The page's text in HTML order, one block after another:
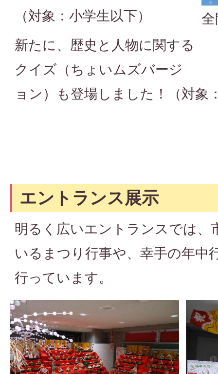
（対象：小学生以下）
新たに、歴史と人物に関する
クイズ（ちょいムズバージ
ョン）も登場しました！（対象
エントランス展示
明るく広いエントランスでは、
いるまつり行事や、幸手の年中
行っています。